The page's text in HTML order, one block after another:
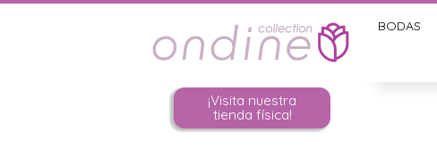
BODAS
¡Visita nuestra
tienda física!